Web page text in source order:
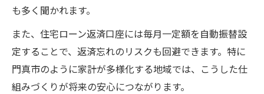
住宅購入なら門真市の返済負担を事前にチェッ
住宅ローン返済負担を見極めるシミュレー
ション術
門真市での住宅ローン返済負担率の確認ポ
も多く聞かれます。
また、住宅ローン返済口座には毎月一定額を自動振替設
定することで、返済忘れのリスクも回避できます。特に
門真市のように家計が多様化する地域では、こうした仕
組みづくりが将来の安心につながります。